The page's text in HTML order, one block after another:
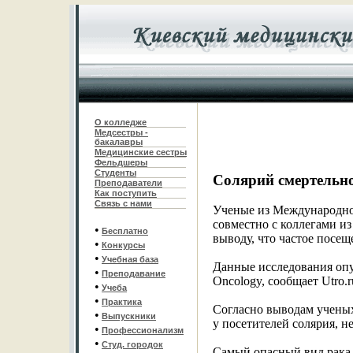
О колледже
Медсестры -
бакалавры
Медицинские сестры
Фельдшеры
Студенты
Преподаватели
Как поступить
Связь с нами
• Бесплатно
• Конкурсы
• Учебная база
• Преподавание
• Учеба
• Практика
• Выпускники
• Профессионализм
• Студ. городок
Солярий
Ученые из
совместно с коллегами
выводу, что частое
Данные исследования
Oncology, сообщает
Согласно выводам
у посетителей солярия,